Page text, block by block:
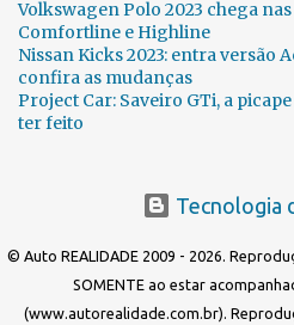
Volkswagen Polo 2023 chega
Comfortline e Highline
Nissan Kicks 2023: entra versão
confira as mudanças
Project Car: Saveiro GTi, a
ter feito
Tecnologia
© Auto REALIDADE 2009 - 2026.
SOMENTE ao estar
(www.autorealidade.com.br).